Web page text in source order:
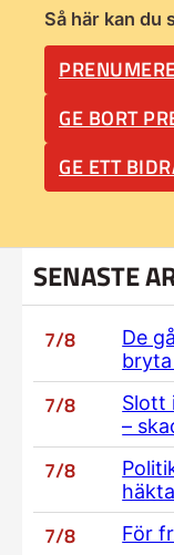
Så här kan du
GE BORT
GE ETT
SENASTE
7/8
De
7/8
Slott
–
7/8
7/8 För